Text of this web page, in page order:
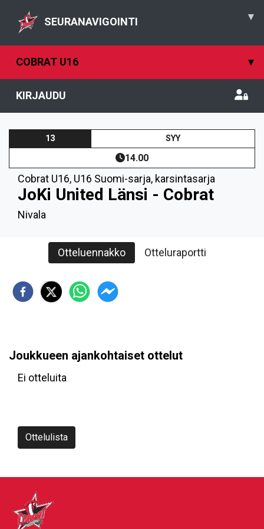
SEURANAVIGOINTI ▾
COBRAT U16 ▾
KIRJAUDU
13 SYY
14.00
Cobrat U16, U16 Suomi-sarja, karsintasarja
JoKi United Länsi - Cobrat
Nivala
Otteluennakko Otteluraportti
Joukkueen ajankohtaiset ottelut
Ei otteluita
Ottelulista